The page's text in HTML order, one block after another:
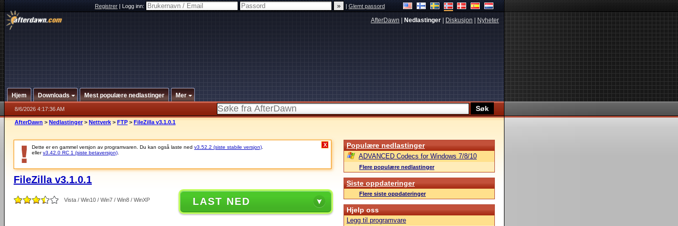
Registrer|Logg inn: |Glemt passord
AfterDawn Nedlastinger Diskusjon Nyheter
Hjem Downloads Mest populære nedlastinger Mer
8/6/2026 4:17:36 AM
AfterDawn > Nedlastinger > Nettverk > FTP > FileZilla v3.1.0.1
Dette er en gammel versjon av programvaren. Du kan også laste ned v3.52.2 (siste stabile versjon)
ellerv3.42.0 RC 1 (siste betaversjon)
X
FileZilla v3.1.0.1
Vista / Win10 / Win7 / Win8 / WinXP LAST NED
Populære nedlastinger
ADVANCED Codecs for Windows 7/8/10
Flere populære nedlastinger
Siste oppdateringer
Flere siste oppdateringer
Hjelp oss
Legg til programvare